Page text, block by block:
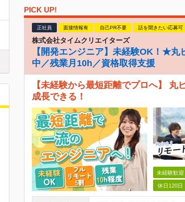
PICK UP!
正社員 面接情報有 自己PR不要 話を聞きたい応募可
株式会社タイムクリエイターズ
【開発エンジニア】未経験OK！★
中／残業月10h／資格取得支援
【未経験から最短距離でプロへ】
成長できる！
未経験歓迎
休日120日